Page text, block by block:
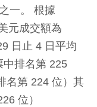
一。 根據
元成交額為
日止 4 日平均
中排名第 225
名第 224 位）其
位）